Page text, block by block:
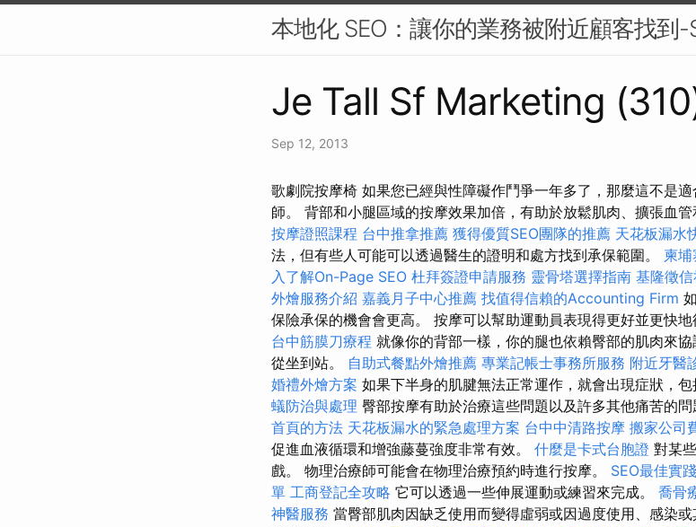
本地化 SEO：讓你的業務被附近顧客找到-
Je Tall Sf Marketing
Sep 12, 2013
歌劇院按摩椅 如果您已經與性障礙作鬥爭一年多了，那麼這不是
師。 背部和小腿區域的按摩效果加倍，有助於放鬆肌肉、擴張血管
按摩證照課程 台中推拿推薦 獲得優質SEO團隊的推薦 天花板漏水
法，但有些人可能可以透過醫生的證明和處方找到承保範圍。 柬
入了解On-Page SEO 杜拜簽證申請服務 靈骨塔選擇指南 基隆徵
外燴服務介紹 嘉義月子中心推薦 找值得信賴的Accounting Firm
保險承保的機會會更高。 按摩可以幫助運動員表現得更好並更快地
台中筋膜刀療程 就像你的背部一樣，你的腿也依賴臀部的肌肉來
從坐到站。 自助式餐點外燴推薦 專業記帳士事務所服務 附近牙醫
婚禮外燴方案 如果下半身的肌腱無法正常運作，就會出現症狀，包
蟻防治與處理 臀部按摩有助於治療這些問題以及許多其他痛苦的問
首頁的方法 天花板漏水的緊急處理方案 台中中清路按摩 搬家公司
促進血液循環和增強藤蔓強度非常有效。 什麼是卡式台胞證 對某
戲。 物理治療師可能會在物理治療預約時進行按摩。 SEO最佳實踐
單 工商登記全攻略 它可以透過一些伸展運動或練習來完成。 喬骨
神醫服務 當臀部肌肉因缺乏使用而變得虛弱或因過度使用、感染